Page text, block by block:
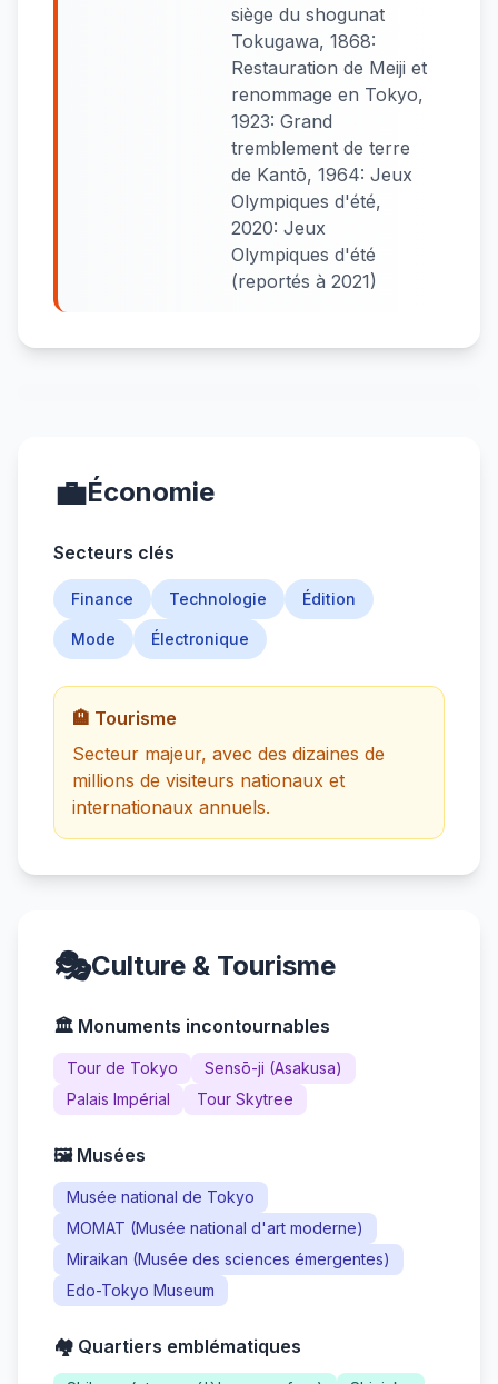
siège du shogunat
Tokugawa, 1868:
Restauration de Meiji et
renommage en Tokyo,
1923: Grand
tremblement de terre
de Kantō, 1964: Jeux
Olympiques d'été,
2020: Jeux
Olympiques d'été
(reportés à 2021)
💼Économie
Secteurs clés
Finance Technologie Édition
Mode Électronique
🏨 Tourisme
Secteur majeur, avec des dizaines de
millions de visiteurs nationaux et
internationaux annuels.
🎭Culture & Tourisme
🏛️ Monuments incontournables
Tour de Tokyo
Sensō-ji (Asakusa)
Palais Impérial
Tour Skytree
🖼️ Musées
Musée national de Tokyo
MOMAT (Musée national d'art moderne)
Miraikan (Musée des sciences émergentes)
Edo-Tokyo Museum
🏘️ Quartiers emblématiques